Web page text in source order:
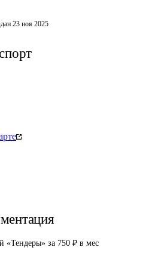
23 ноя 2025
«Тендеры» за 750 ₽ в мес